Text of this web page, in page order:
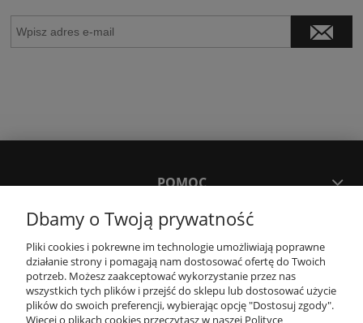
POMOC
MOJE KONTO
PŁATNOŚCI I DOSTAWA
Dbamy o Twoją prywatność
Pliki cookies i pokrewne im technologie umożliwiają poprawne
działanie strony i pomagają nam dostosować ofertę do Twoich
potrzeb. Możesz zaakceptować wykorzystanie przez nas
wszystkich tych plików i przejść do sklepu lub dostosować użycie
plików do swoich preferencji, wybierając opcję "Dostosuj zgody".
Więcej o plikach cookies przeczytasz w naszej Polityce